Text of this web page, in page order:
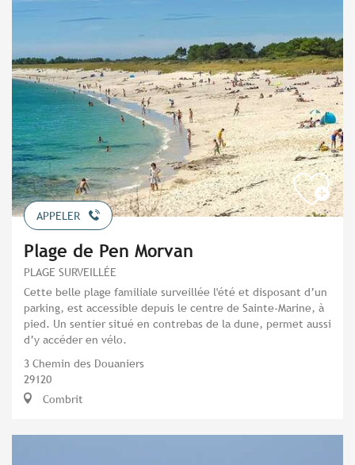
APPELER
Plage de Pen Morvan
PLAGE SURVEILLÉE
Cette belle plage familiale surveillée l'été et disposant d’un
parking, est accessible depuis le centre de Sainte-Marine, à
pied. Un sentier situé en contrebas de la dune, permet aussi
d’y accéder en vélo.
3 Chemin des Douaniers
29120
Combrit